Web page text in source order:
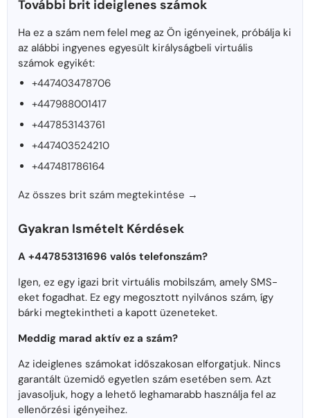
További brit ideiglenes számok
Ha ez a szám nem felel meg az Ön igényeinek, próbálja ki
az alábbi ingyenes egyesült királyságbeli virtuális
számok egyikét:
+447403478706
+447988001417
+447853143761
+447403524210
+447481786164
Az összes brit szám megtekintése →
Gyakran Ismételt Kérdések
A +447853131696 valós telefonszám?
Igen, ez egy igazi brit virtuális mobilszám, amely SMS-
eket fogadhat. Ez egy megosztott nyilvános szám, így
bárki megtekintheti a kapott üzeneteket.
Meddig marad aktív ez a szám?
Az ideiglenes számokat időszakosan elforgatjuk. Nincs
garantált üzemidő egyetlen szám esetében sem. Azt
javasoljuk, hogy a lehető leghamarabb használja fel az
ellenőrzési igényeihez.